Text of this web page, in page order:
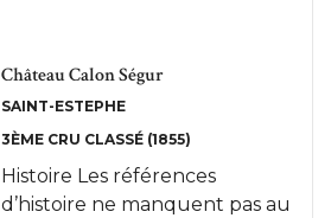
Château Calon Ségur
SAINT-ESTEPHE
3ÈME CRU CLASSÉ (1855)
Histoire Les références
d’histoire ne manquent pas au